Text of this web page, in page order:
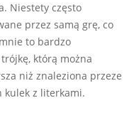
Niestety często
przez samą grę, co
to bardzo
którą można
niż znaleziona przeze
kulek z literkami.